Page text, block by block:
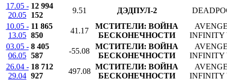
17.05 -
20.05
12 994
152
9.51 ДЭДПУЛ-2
10.05 -
13.05
11 865
850
41.17
МСТИТЕЛИ: ВОЙНА
БЕСКОНЕЧНОСТИ
INFINITY
03.05 -
06.05
8 405
587
-55.08
МСТИТЕЛИ: ВОЙНА
БЕСКОНЕЧНОСТИ
INFINITY
26.04 -
29.04
18 712
927
497.08
МСТИТЕЛИ: ВОЙНА
БЕСКОНЕЧНОСТИ
INFINITY